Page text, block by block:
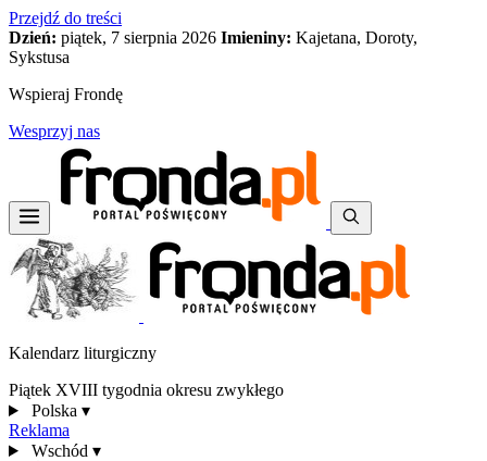
Przejdź do treści
Dzień: piątek, 7 sierpnia 2026 Imieniny: Kajetana, Doroty,
Sykstusa
Wspieraj Frondę
Wesprzyj nas
Kalendarz liturgiczny
Piątek XVIII tygodnia okresu zwykłego
Polska ▾
Reklama
Wschód ▾